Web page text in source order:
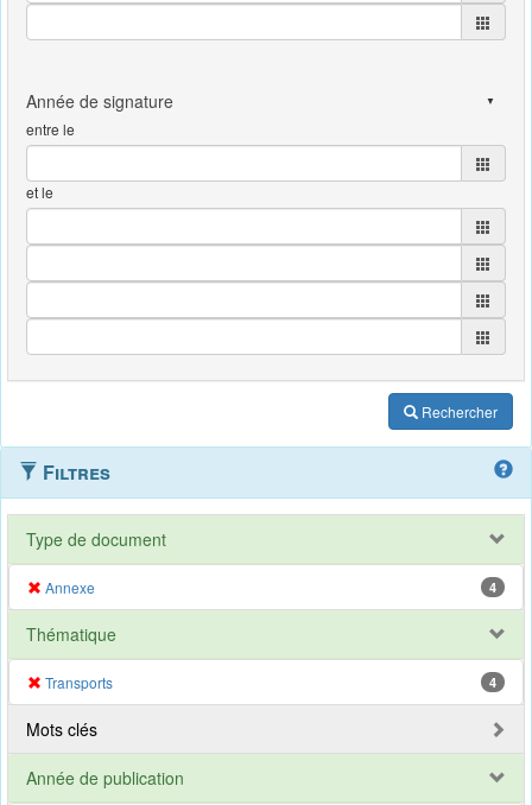
entre le
et le
Rechercher
Filtres
Type de document
Annexe 4
Thématique
Transports 4
Mots clés
Année de publication